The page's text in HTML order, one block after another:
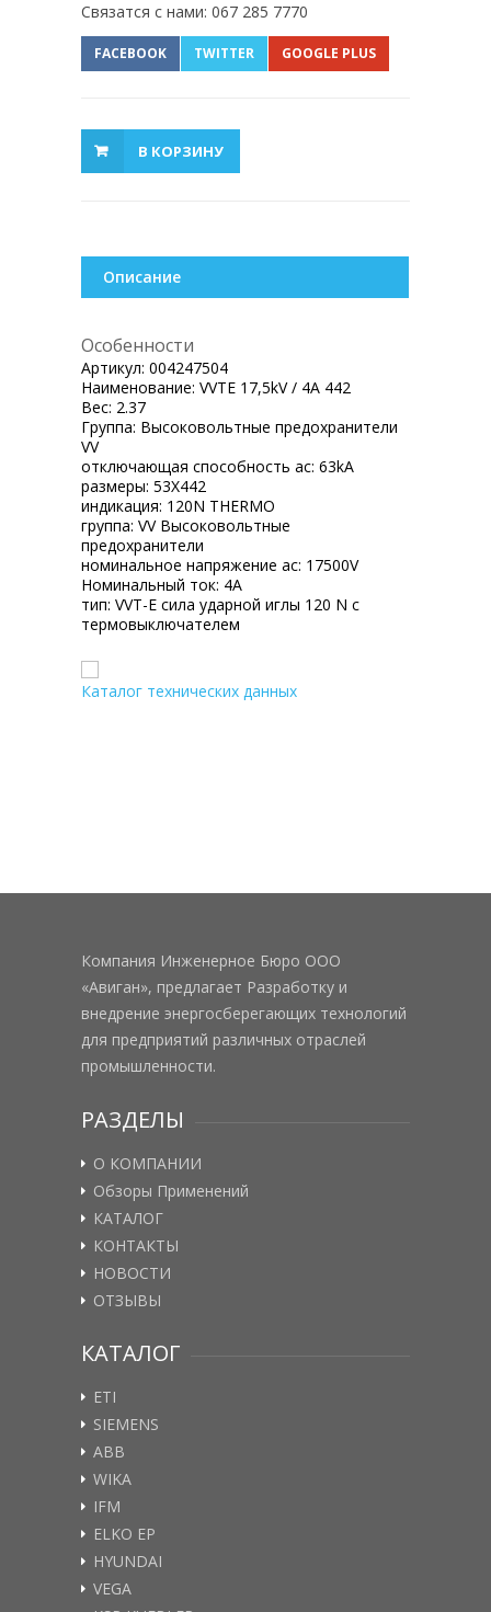
Связатся с нами: 067 285 7770
FACEBOOK TWITTER GOOGLE PLUS
В КОРЗИНУ
Описание
Особенности
Артикул: 004247504
Наименование: VVTE 17,5kV / 4A 442
Вес: 2.37
Группа: Высоковольтные предохранители
VV
отключающая способность ac: 63kA
размеры: 53X442
индикация: 120N THERMO
группа: VV Высоковольтные
предохранители
номинальное напряжение ac: 17500V
Номинальный ток: 4A
тип: VVT-E сила ударной иглы 120 N с
термовыключателем
Каталог технических данных
Компания Инженерное Бюро ООО
«Авиган», предлагает Разработку и
внедрение энергосберегающих технологий
для предприятий различных отраслей
промышленности.
РАЗДЕЛЫ
О КОМПАНИИ
Обзоры Применений
КАТАЛОГ
КОНТАКТЫ
НОВОСТИ
ОТЗЫВЫ
КАТАЛОГ
ETI
SIEMENS
ABB
WIKA
IFM
ELKO EP
HYUNDAI
VEGA